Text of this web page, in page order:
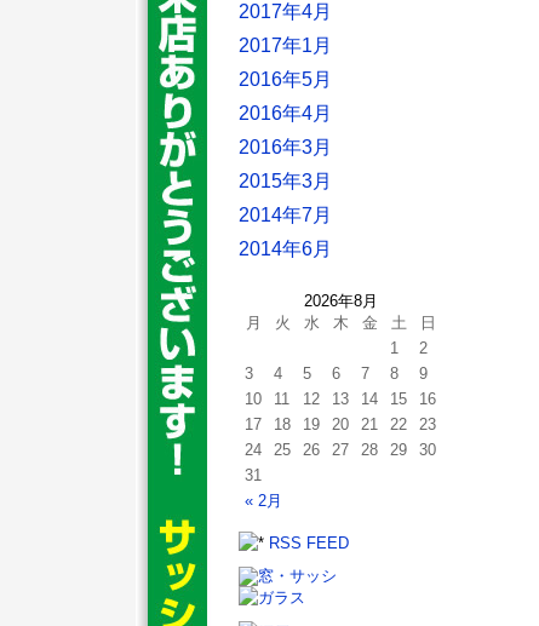
2017年4月
2017年1月
2016年5月
2016年4月
2016年3月
2015年3月
2014年7月
2014年6月
2026年8月
月
火 水 木 金 土 日
« 2月
1
2
3
4 5 6 7 8
9
10
11 12 13 14 15
16
17
18 19 20 21 22
23
24
25 26 27 28 29
30
31
RSS FEED